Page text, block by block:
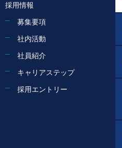
採用情報
募集要項
社内活動
社員紹介
キャリアステップ
採用エントリー